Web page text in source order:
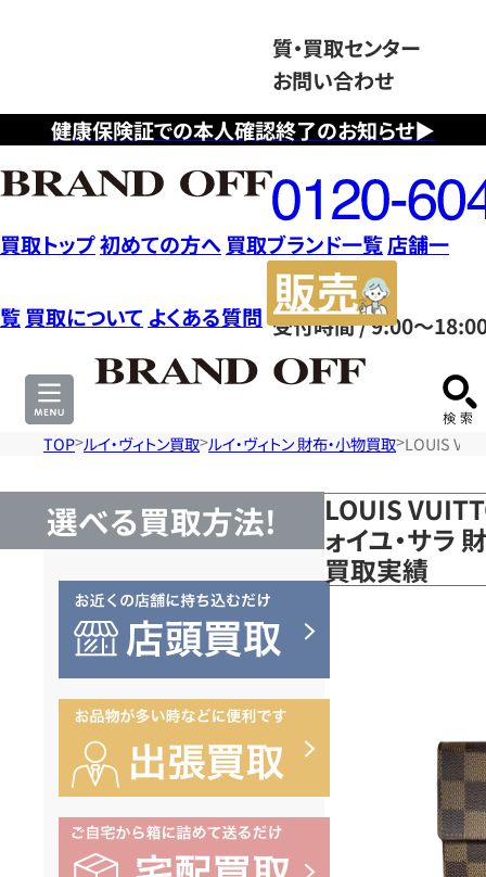
健康保険証での本人確認終了のお知らせ▶
質・買取センター
お問い合わせ
フ
リ
ー
ダ
イ
ヤ
ル
0120604117
受付時間 / 9:00～
買取トップ初めての方へ 買取ブランド一覧店舗一
覧 買取について よくある質問
サ
TOP ルイ・ヴィトン買取 ルイ・ヴィトン 財布・小物買取 LOUIS
選べる買取方法!
LOUIS
ォイユ・サラ
買取実績